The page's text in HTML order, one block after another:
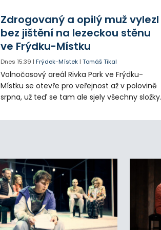
Zdrogovaný a opilý muž vylezl
bez jištění na lezeckou stěnu
ve Frýdku-Místku
Dnes 15:39 |Frýdek-Místek |Tomáš Tikal
Volnočasový areál Rivka Park ve Frýdku-
Místku se otevře pro veřejnost až v polovině
srpna, už teď se tam ale sjely všechny složky
vniknutí opilého muže pod vlivem drog do